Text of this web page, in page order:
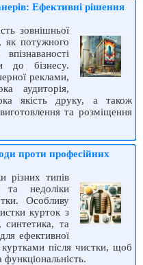
Ефективні рішення
зовнішньої
як потужного
до бізнесу.
реклами,
аудиторія,
якість друку, а також
та розміщення
проти професійних
різних типів
та недоліки
Особливу
курток з
синтетика, та
ефективної
після чистки, щоб
функціональність.